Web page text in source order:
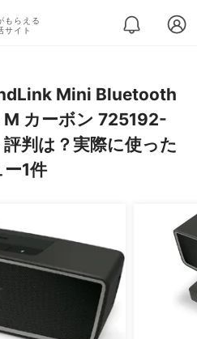
もらえる
サイト
Mini Bluetooth
カーボン 725192-
判は？実際に使った
1件